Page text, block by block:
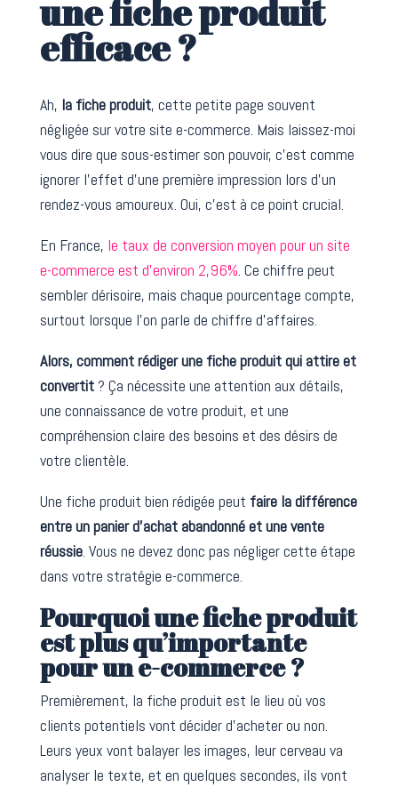
une fiche produit
efficace ?
Ah, la fiche produit, cette petite page souvent
négligée sur votre site e-commerce. Mais laissez-moi
vous dire que sous-estimer son pouvoir, c’est comme
ignorer l’effet d’une première impression lors d’un
rendez-vous amoureux. Oui, c’est à ce point crucial.
En France, le taux de conversion moyen pour un site
e-commerce est d’environ 2,96% . Ce chiffre peut
sembler dérisoire, mais chaque pourcentage compte,
surtout lorsque l’on parle de chiffre d’affaires.
Alors, comment rédiger une fiche produit qui attire et
convertit ? Ça nécessite une attention aux détails,
une connaissance de votre produit, et une
compréhension claire des besoins et des désirs de
votre clientèle.
Une fiche produit bien rédigée peut faire la différence
entre un panier d’achat abandonné et une vente
réussie. Vous ne devez donc pas négliger cette étape
dans votre stratégie e-commerce.
Pourquoi une fiche produit
est plus qu’importante
pour un e-commerce ?
Premièrement, la fiche produit est le lieu où vos
clients potentiels vont décider d’acheter ou non.
Leurs yeux vont balayer les images, leur cerveau va
analyser le texte, et en quelques secondes, ils vont